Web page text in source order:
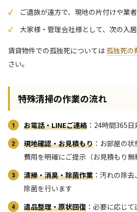
ご遺族が遠方で、現地の片付けや業
大家様・管理会社様として、次の入
賃貸物件での孤独死については孤独死の
さい。
特殊清掃の作業の流れ
お電話・LINEご連絡 ：24時間365
現地確認・お見積もり ：お部屋の
費用を明確にご提示（お見積もり無
清掃・消臭・除菌作業 ：汚れの除
除菌を行います
遺品整理・原状回復 ：必要に応じ